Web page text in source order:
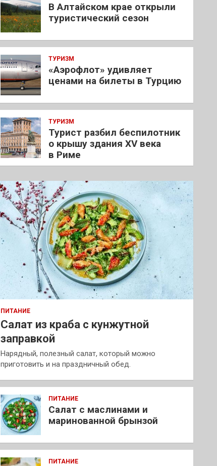
В Алтайском крае открыли
туристический сезон
ТУРИЗМ
«Аэрофлот» удивляет
ценами на билеты в Турцию
ТУРИЗМ
Турист разбил беспилотник
о крышу здания XV века
в Риме
ПИТАНИЕ
Салат из краба с кунжутной
заправкой
Нарядный, полезный салат, который можно
приготовить и на праздничный обед.
ПИТАНИЕ
Салат с маслинами и
маринованной брынзой
ПИТАНИЕ